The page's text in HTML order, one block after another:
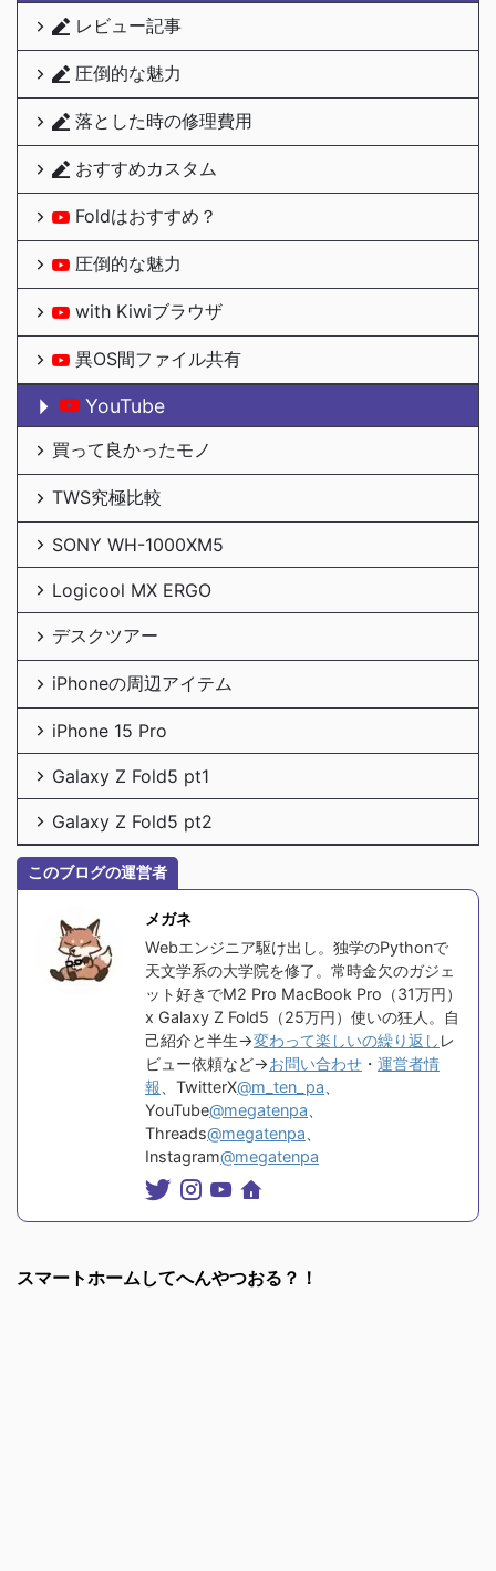
レビュー記事
圧倒的な魅力
落とした時の修理費用
おすすめカスタム
Foldはおすすめ？
圧倒的な魅力
with Kiwiブラウザ
異OS間ファイル共有
YouTube
買って良かったモノ
TWS究極比較
SONY WH-1000XM5
Logicool MX ERGO
デスクツアー
iPhoneの周辺アイテム
iPhone 15 Pro
Galaxy Z Fold5 pt1
Galaxy Z Fold5 pt2
このブログの運営者
メガネ
Webエンジニア駆け出し。独学のPythonで
天文学系の大学院を修了。常時金欠のガジェ
ット好きでM2 Pro MacBook Pro（31万円）
x Galaxy Z Fold5（25万円）使いの狂人。自
己紹介と半生→変わって楽しいの繰り返し レ
ビュー依頼など→お問い合わせ ・ 運営者情
報 、TwitterX@m_ten_pa
YouTube@megatenpa
Threads@megatenpa
Instagram@megatenpa
スマートホームしてへんやつおる？！